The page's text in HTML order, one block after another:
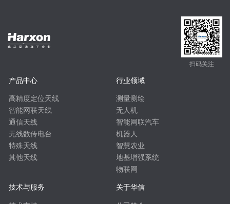
扫码关注
产品中心
高精度定位天线
智能网联天线
通信天线
无线数传电台
特殊天线
其他天线
行业领域
测量测绘
无人机
智能网联汽车
机器人
智慧农业
地基增强系统
物联网
技术与服务 关于华信